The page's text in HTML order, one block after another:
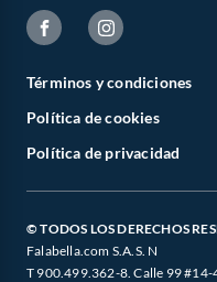
Términos y condiciones
Política de cookies
Política de privacidad
© TODOS LOS DERECHOS
Falabella.com S.A.S. N
T 900.499.362-8. Calle 99 #14-